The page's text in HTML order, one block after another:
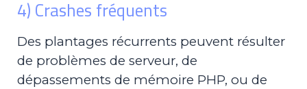
4) Crashes fréquents
Des plantages récurrents peuvent résulter
de problèmes de serveur, de
dépassements de mémoire PHP, ou de